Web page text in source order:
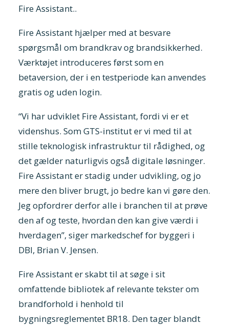
Fire Assistant..
Fire Assistant hjælper med at besvare
spørgsmål om brandkrav og brandsikkerhed.
Værktøjet introduceres først som en
betaversion, der i en testperiode kan anvendes
gratis og uden login.
“Vi har udviklet Fire Assistant, fordi vi er et
videnshus. Som GTS-institut er vi med til at
stille teknologisk infrastruktur til rådighed, og
det gælder naturligvis også digitale løsninger.
Fire Assistant er stadig under udvikling, og jo
mere den bliver brugt, jo bedre kan vi gøre den.
Jeg opfordrer derfor alle i branchen til at prøve
den af og teste, hvordan den kan give værdi i
hverdagen”, siger markedschef for byggeri i
DBI, Brian V. Jensen.
Fire Assistant er skabt til at søge i sit
omfattende bibliotek af relevante tekster om
brandforhold i henhold til
bygningsreglementet BR18. Den tager blandt